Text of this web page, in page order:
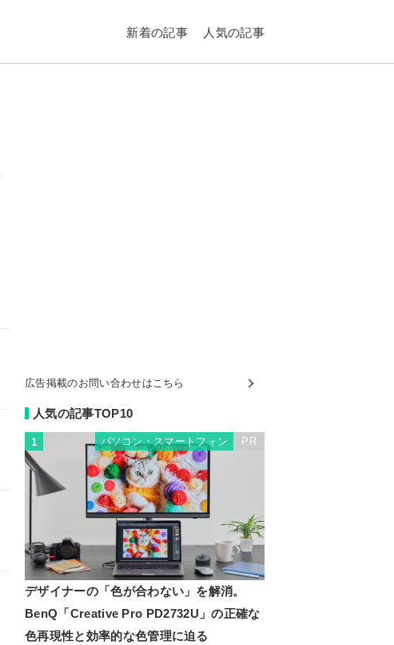
新着の記事 人気の記事
広告掲載のお問い合わせはこちら
人気の記事TOP10
1 パソコン・スマートフォン PR
デザイナーの「色が合わない」を解消。
BenQ「Creative Pro PD2732U」の正確な
色再現性と効率的な色管理に迫る